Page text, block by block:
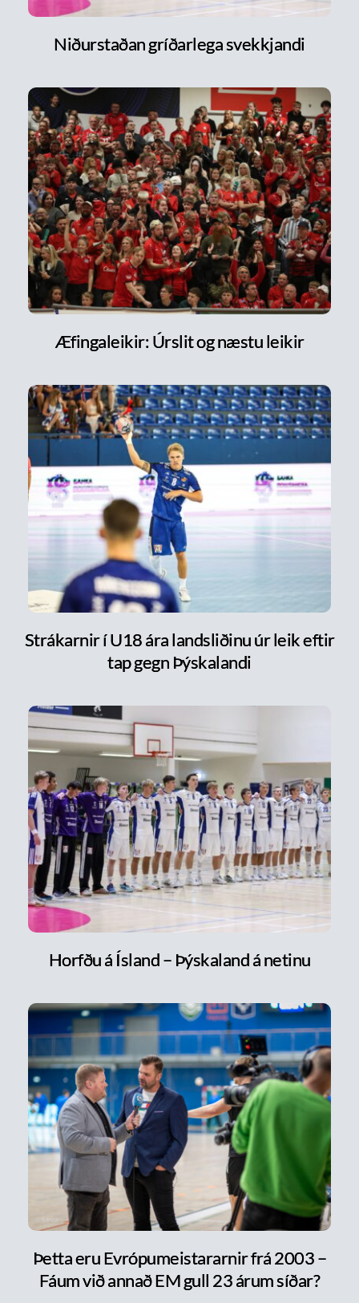
Niðurstaðan gríðarlega svekkjandi
Æfingaleikir: Úrslit og næstu leikir
Strákarnir í U18 ára landsliðinu úr leik eftir
tap gegn Þýskalandi
Horfðu á Ísland – Þýskaland á netinu
Þetta eru Evrópumeistararnir frá 2003 –
Fáum við annað EM gull 23 árum síðar?